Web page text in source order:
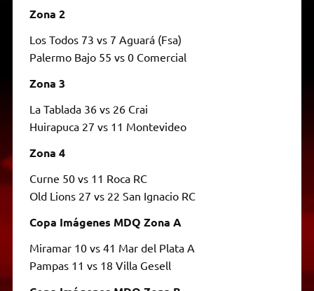
Zona 2
Los Todos 73 vs 7 Aguará (Fsa)
Palermo Bajo 55 vs 0 Comercial
Zona 3
La Tablada 36 vs 26 Crai
Huirapuca 27 vs 11 Montevideo
Zona 4
Curne 50 vs 11 Roca RC
Old Lions 27 vs 22 San Ignacio RC
Copa Imágenes MDQ Zona A
Miramar 10 vs 41 Mar del Plata A
Pampas 11 vs 18 Villa Gesell